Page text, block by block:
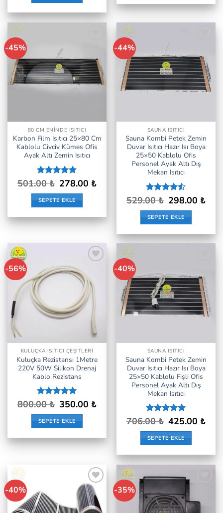
-45%
Ekle
80 CM ENINDE ISITICI
Karbon Film Isıtıcı 25×80 Cm
Kablolu Civciv Kümes Ofis
Ayak Altı Zemin Isıtıcı
5 üzerinden
aldı
501.00₺ Orijinal
fiyat:
501.00 ₺.
278.00 ₺andaki
SEPETE EKLE
-44%
Listeme
Ekle
SAUNA ISITICI
Sauna Kombi Petek Zemin
Duvar Isıtıcı Hazır Isı Boya
25×50 Kablolu Ofis
Personel Ayak Altı Dış
Mekan Isıtıcı
5
üzerinden
4.5oy
529.00₺ Orijinal
fiyat:
529.00 ₺.
298.00 ₺
SEPETE EKLE
-56%
Listeme
Ekle
KULUÇKA ISITICI ÇEŞITLERI
Kuluçka Rezistansı 1Metre
220V 50W Silikon Drenaj
Kablo Rezistans
5 üzerinden
oy aldı
800.00₺ Orijinal
fiyat:
800.00 ₺.
350.00 ₺Şu
andaki
SEPETE EKLE
-40%
Listeme
Ekle
SAUNA ISITICI
Sauna Kombi Petek Zemin
Duvar Isıtıcı Hazır Isı Boya
25×50 Kablolu Fişli Ofis
Personel Ayak Altı Dış
Mekan Isıtıcı
5 üzerinden
706.00₺ Orijinal
fiyat:
706.00 ₺.
425.00 ₺Şu
SEPETE EKLE
-40%
İstek
Listeme
Ekle
-35%
Ekle